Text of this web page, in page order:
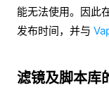
能无法使用。因此
发布时间，并与
滤镜及脚本库